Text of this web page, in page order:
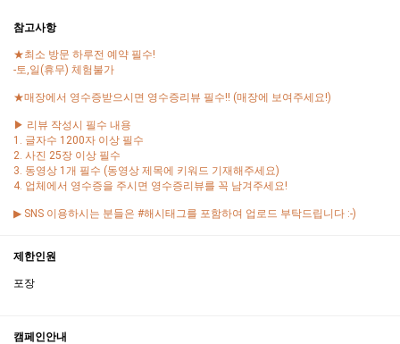
참고사항
★최소 방문 하루전 예약 필수!
-토,일(휴무) 체험불가
★매장에서 영수증받으시면 영수증리뷰 필수!! (매장에 보여주세요!)
▶ 리뷰 작성시 필수 내용
1. 글자수 1200자 이상 필수
2. 사진 25장 이상 필수
3. 동영상 1개 필수 (동영상 제목에 키워드 기재해주세요)
4. 업체에서 영수증을 주시면 영수증리뷰를 꼭 남겨주세요!
▶ SNS 이용하시는 분들은 #해시태그를 포함하여 업로드 부탁드립니다 :-)
제한인원
포장
캠페인안내